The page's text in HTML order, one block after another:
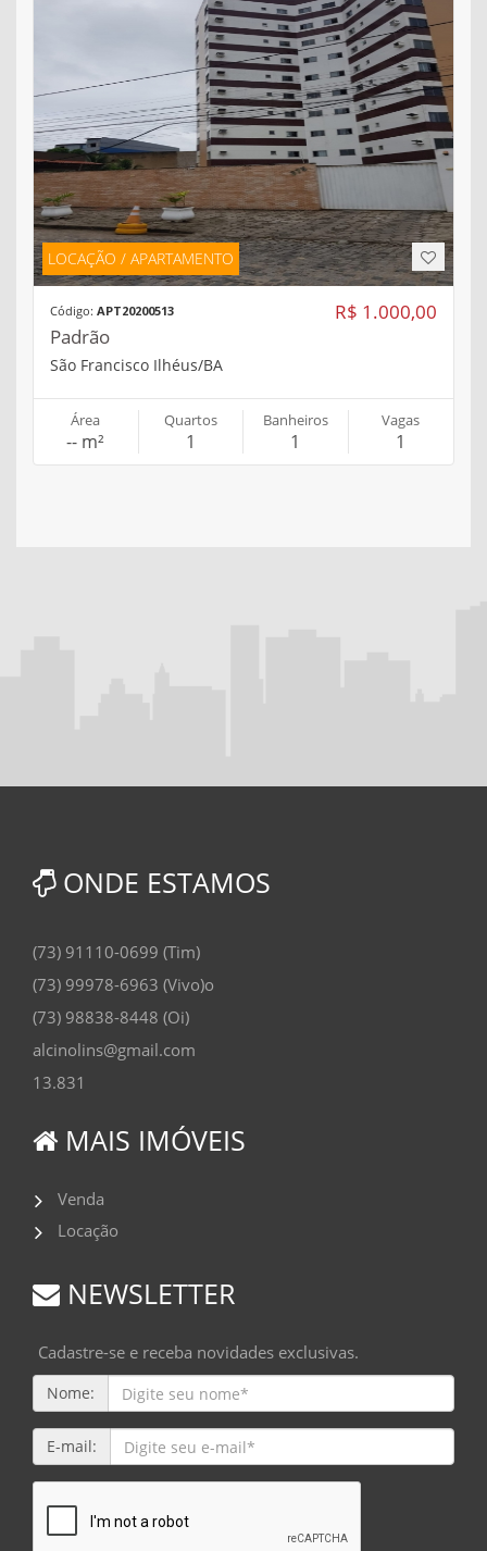
LOCAÇÃO / APARTAMENTO
R$ 1.000,00
Código: APT20200513
Padrão
São Francisco Ilhéus/BA
Área
-- m²
Quartos
1
Banheiros
1
Vagas
1
ONDE ESTAMOS
(73) 91110-0699 (Tim)
(73) 99978-6963 (Vivo)o
(73) 98838-8448 (Oi)
alcinolins@gmail.com
13.831
MAIS IMÓVEIS
Venda
Locação
NEWSLETTER
Cadastre-se e receba novidades exclusivas.
Nome:
E-mail: